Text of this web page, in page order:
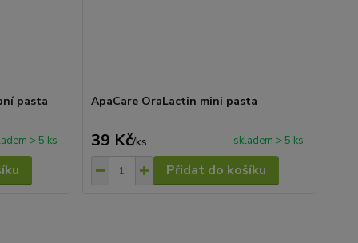
pasta
> 5 ks
ApaCare OraLactin mini pasta
39 Kč/ks skladem > 5 ks
Přidat do košíku